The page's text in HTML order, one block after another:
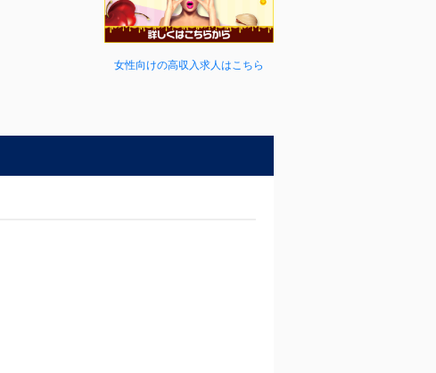
女性向けの高収入求人はこちら